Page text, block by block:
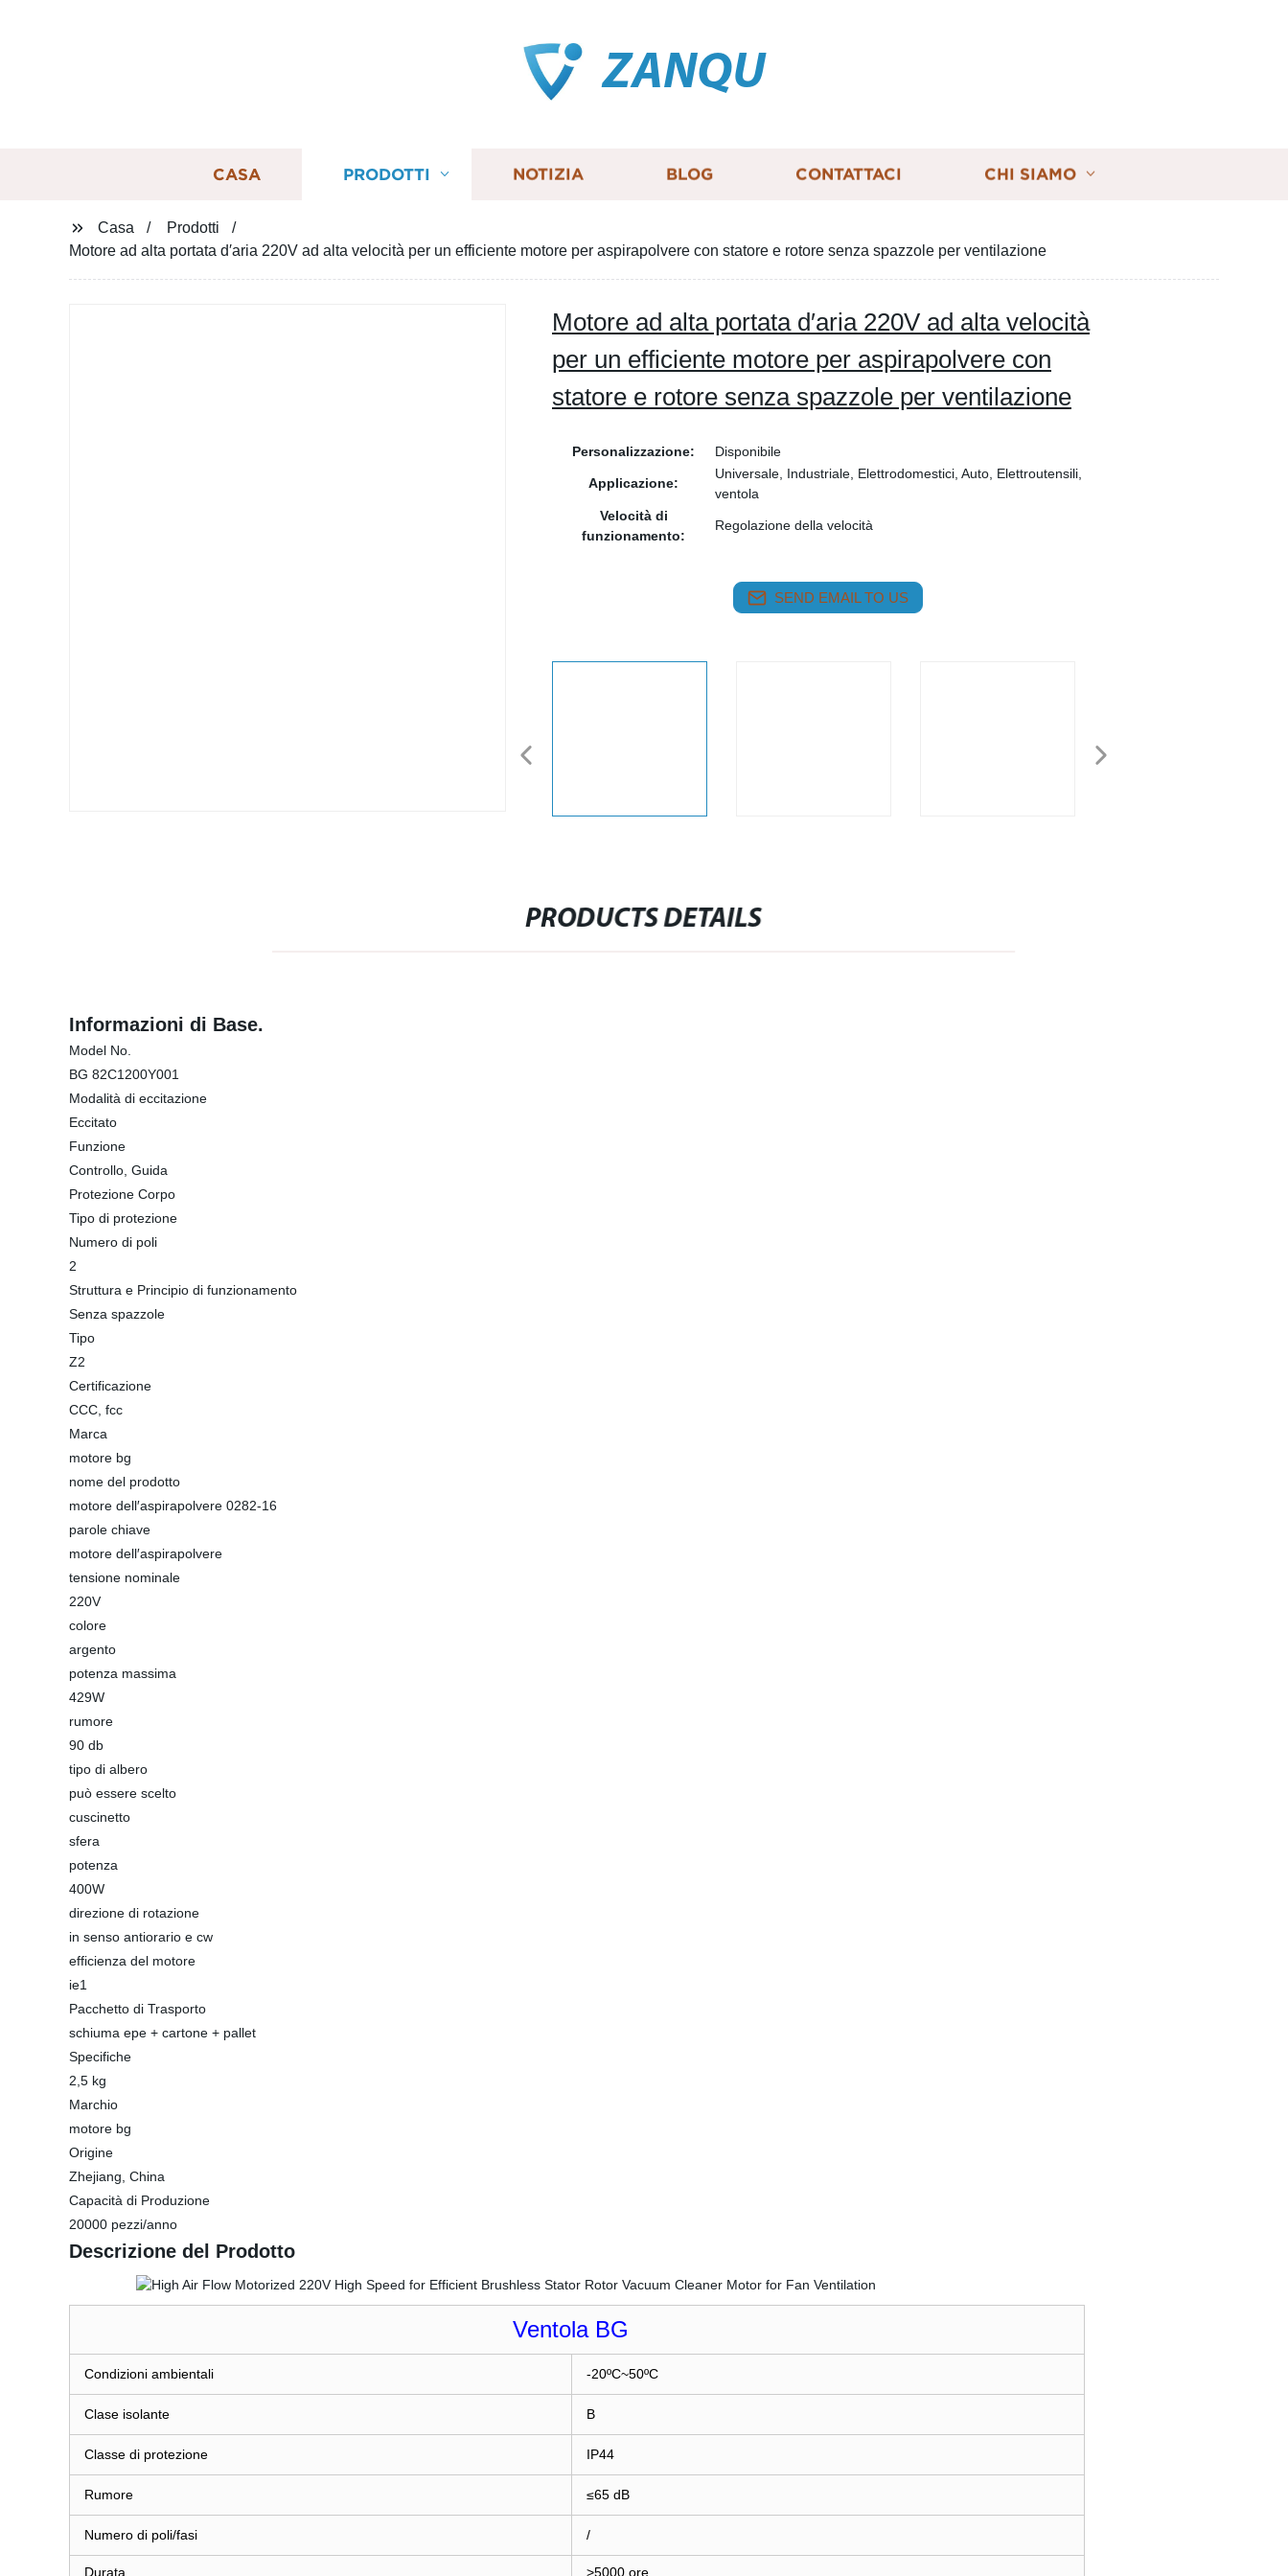
ZANQU
CASA PRODOTTI NOTIZIA BLOG CONTATTACI CHI SIAMO
Casa
Prodotti
Motore ad alta portata d′aria 220V ad alta velocità per un efficiente motore per aspirapolvere con statore e rotore senza spazzole per ventilazione
Motore ad alta portata d′aria 220V ad alta velocità
per un efficiente motore per aspirapolvere con
statore e rotore senza spazzole per ventilazione
Personalizzazione: Disponibile
Applicazione:
Universale, Industriale, Elettrodomestici, Auto, Elettroutensili,
ventola
Velocità di
funzionamento:
Regolazione della velocità
SEND EMAIL TO US
PRODUCTS DETAILS
Informazioni di Base.
Model No.
BG 82C1200Y001
Modalità di eccitazione
Eccitato
Funzione
Controllo, Guida
Protezione Corpo
Tipo di protezione
Numero di poli
2
Struttura e Principio di funzionamento
Senza spazzole
Tipo
Z2
Certificazione
CCC, fcc
Marca
motore bg
nome del prodotto
motore dell′aspirapolvere 0282-16
parole chiave
motore dell′aspirapolvere
tensione nominale
220V
colore
argento
potenza massima
429W
rumore
90 db
tipo di albero
può essere scelto
cuscinetto
sfera
potenza
400W
direzione di rotazione
in senso antiorario e cw
efficienza del motore
ie1
Pacchetto di Trasporto
schiuma epe + cartone + pallet
Specifiche
2,5 kg
Marchio
motore bg
Origine
Zhejiang, China
Capacità di Produzione
20000 pezzi/anno
Descrizione del Prodotto
Ventola BG
Condizioni ambientali -20ºC~50ºC
Clase isolante B
Classe di protezione IP44
Rumore ≤65 dB
Numero di poli/fasi /
Durata >5000 ore